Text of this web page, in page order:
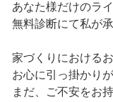
あなた様だけのラ
無料診断にて私が
家づくりにおける
お心に引っ掛かり
まだ、ご不安をお